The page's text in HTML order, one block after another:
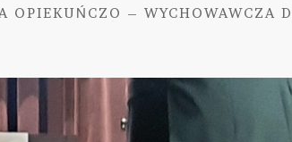
OPIEKUŃCZO – WYCHOWAWCZA